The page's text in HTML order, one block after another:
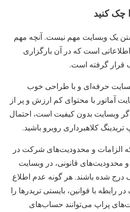
کنید
یک وبسایت مهم نیست. آنچه مهم
است که در آن بارگزاری
قرار گرفته است.
حرفه‌ای و با طراحی خوب
آماتور با محتوای کم ارزش و پر از
وبسایت بدون کیفیت است، احتمال
تریدینگ کلاهبرداری روبرو باشید.
الزامات و محدودیت‌‌های شرکت در
محدودیت‌‌های قانونی، در وبسایت
شده باشند. هر گونه عدم اطلاع
رابطه با قوانین، بایستی تریدرها را
پراپ می‌توانند حساب‌‌های